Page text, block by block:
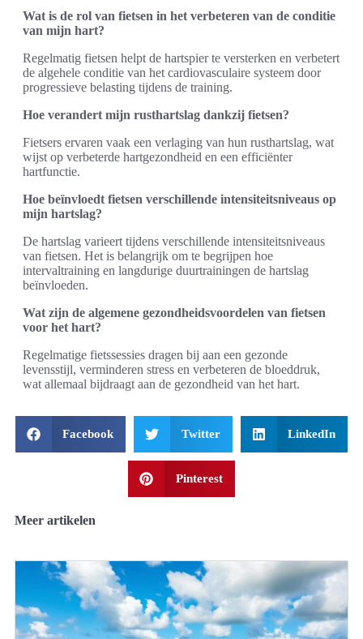
Wat is de rol van fietsen in het verbeteren van de conditie
van mijn hart?
Regelmatig fietsen helpt de hartspier te versterken en verbetert
de algehele conditie van het cardiovasculaire systeem door
progressieve belasting tijdens de training.
Hoe verandert mijn rusthartslag dankzij fietsen?
Fietsers ervaren vaak een verlaging van hun rusthartslag, wat
wijst op verbeterde hartgezondheid en een efficiënter
hartfunctie.
Hoe beïnvloedt fietsen verschillende intensiteitsniveaus op
mijn hartslag?
De hartslag varieert tijdens verschillende intensiteitsniveaus
van fietsen. Het is belangrijk om te begrijpen hoe
intervaltraining en langdurige duurtrainingen de hartslag
beïnvloeden.
Wat zijn de algemene gezondheidsvoordelen van fietsen
voor het hart?
Regelmatige fietssessies dragen bij aan een gezonde
levensstijl, verminderen stress en verbeteren de bloeddruk,
wat allemaal bijdraagt aan de gezondheid van het hart.
Facebook Twitter LinkedIn
Pinterest
Meer artikelen